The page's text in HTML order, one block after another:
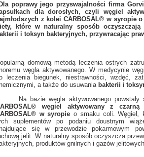
poprawy jego przyswajalności firma
dla dorosłych, czyli węgiel
z kolei CARBOSAL® w syropie
które w naturalny sposób
i toksyn bakteryjnych, przywracając
domową metodą leczenia ostrych
węgla aktywowanego. W medycynie
leczenia biegunek, niestrawności, wzdęć,
a także do usuwania bakterii i
Na bazie węgla aktywowanego
węgiel aktywowany z czarną
w syropie o smaku coli. Węgiel,
suplementów po podaniu doustnym
się w przewodzie pokarmowym
jelit. W naturalny sposób oczyszcza
produktów gnilnych i gazów